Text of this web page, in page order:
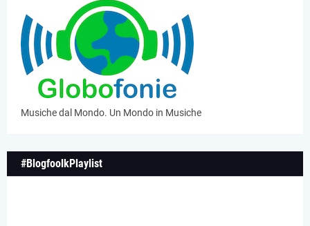
Musiche dal Mondo. Un Mondo in Musiche
#BlogfoolkPlaylist